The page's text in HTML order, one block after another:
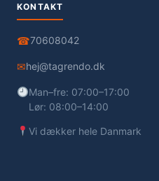
KONTAKT
☎70608042
✉hej@tagrendo.dk
Man–fre: 07:00–17:00
Lør: 08:00–14:00
Vi dækker hele Danmark